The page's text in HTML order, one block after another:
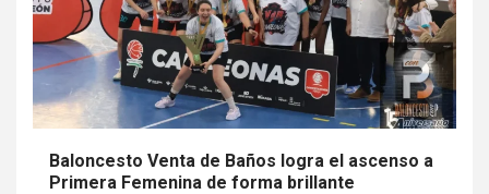
Baloncesto Venta de Baños logra el ascenso a
Primera Femenina de forma brillante